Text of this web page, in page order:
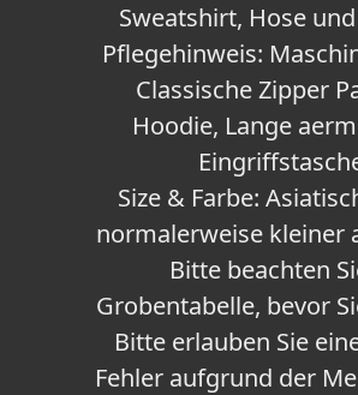
Sweatshirt, Hose
Pflegehinweis:
Classische Zipper
Hoodie, Lange
Size & Farbe:
normalerweise kleiner
Bitte beachten
Grobentabelle, bevor
Bitte erlauben Sie
Fehler aufgrund der